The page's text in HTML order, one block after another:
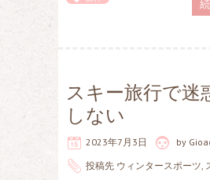
スキー旅行で迷
しない
2023年7月3日 by
投稿先 ウィンタースポーツ